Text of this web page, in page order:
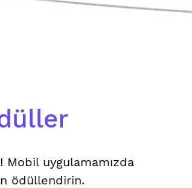
Mobil uygulamamızda
ödüllendirin.